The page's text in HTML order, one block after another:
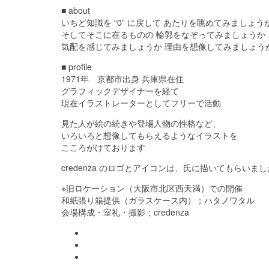
■ about
いちど知識を “0” に戻して あたりを眺めてみましょう
そしてそこに在るものの 輪郭をなぞってみましょうか
気配を感じてみましょうか 理由を想像してみましょう
■ profile
1971年 京都市出身 兵庫県在住
グラフィックデザイナーを経て
現在イラストレーターとしてフリーで活動
見た人が絵の続きや登場人物の性格など、
いろいろと想像してもらえるようなイラストを
こころがけております
credenza のロゴとアイコンは、氏に描いてもらいまし
※旧ロケーション（大阪市北区西天満）での開催
和紙張り箱提供（ガラスケース内）；ハタノワタル
会場構成・室礼・撮影；credenza